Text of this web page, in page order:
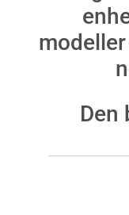
Den